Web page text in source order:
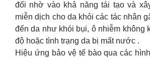
đối nhờ vào khả năng tái tạo và
miễn dịch cho da khỏi các tác nhân
đến da như khói bụi, ô nhiễm không
độ hoặc tình trạng da bị mất nước .
Hiệu ứng bảo vệ tế bào qua các